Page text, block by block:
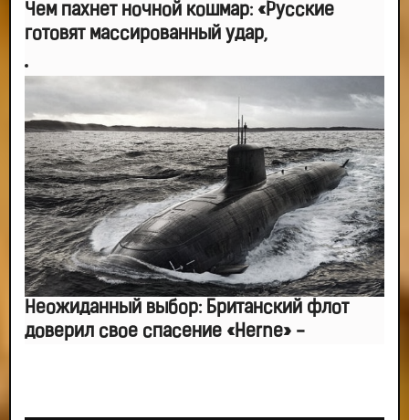
Чем пахнет ночной кошмар: «Русские
готовят массированный удар,
Неожиданный выбор: Британский флот
доверил свое спасение «Herne» -